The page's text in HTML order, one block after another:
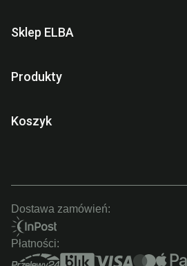
Sklep ELBA
Produkty
Koszyk
Dostawa zamówień:
Płatności: